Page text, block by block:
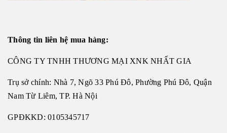
Thông tin liên hệ mua hàng:
CÔNG TY TNHH THƯƠNG MẠI XNK NHẤT GIA
Trụ sở chính: Nhà 7, Ngõ 33 Phú Đô, Phường Phú Đô, Quận
Nam Từ Liêm, TP. Hà Nội
GPĐKKD: 0105345717